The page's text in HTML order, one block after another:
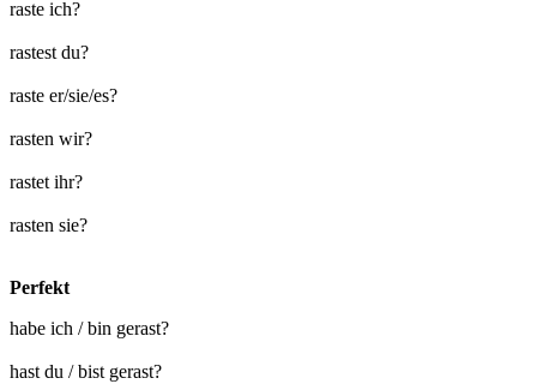
raste ich?
rastest du?
raste er/sie/es?
rasten wir?
rastet ihr?
rasten sie?
Perfekt
habe ich / bin gerast?
hast du / bist gerast?